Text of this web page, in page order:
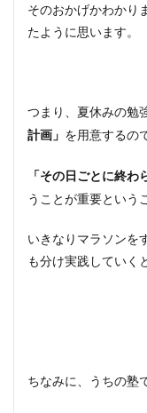
そのおかげかわかり
たように思います。
つまり、夏休みの勉
計画」 を用意するの
「その日ごとに終わ
うことが重要という
いきなりマラソンを
も分け実践していく
ちなみに、うちの塾